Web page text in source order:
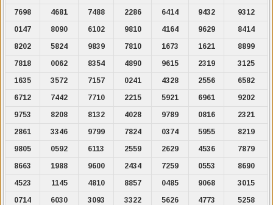
7698
4681 7488 2286 6414 9432
9312
0147
8090 6102 9810 4164 9629
8414
8202
5824 9839 7810 1673 1621
8899
7818
0062 8354 4890 9615 2319
3125
1635
3572 7157 0241 4328 2556
6582
6712
7442 7710 2215 5921 6961
9202
9753
8208 8132 4028 9789 0816
2321
2861
3346 9799 7824 0374 5955
8219
9805
0592 6113 2559 2629 4536
7879
8663
1988 9600 2434 7259 0553
8690
4523
1145 4810 8857 0485 9068
3015
0714
6030 3093 3322 5626 4773
5258